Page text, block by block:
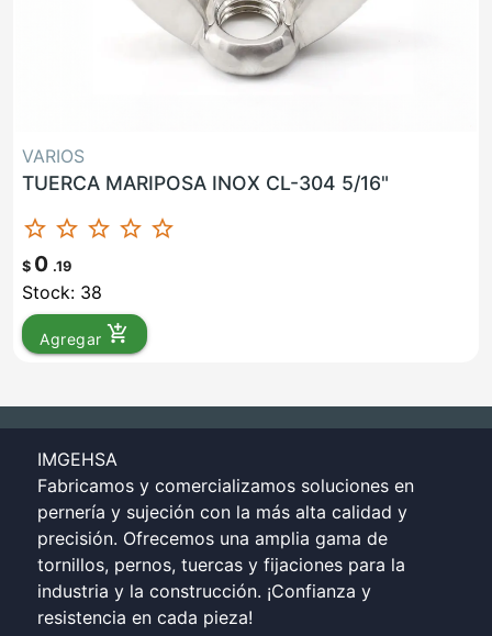
VARIOS
TUERCA MARIPOSA INOX CL-304 5/16"
star_border star_border star_border star_border star_border
$ 0 .19
Stock: 38
Agregar add_shopping_cart
IMGEHSA
Fabricamos y comercializamos soluciones en
pernería y sujeción con la más alta calidad y
precisión. Ofrecemos una amplia gama de
tornillos, pernos, tuercas y fijaciones para la
industria y la construcción. ¡Confianza y
resistencia en cada pieza!